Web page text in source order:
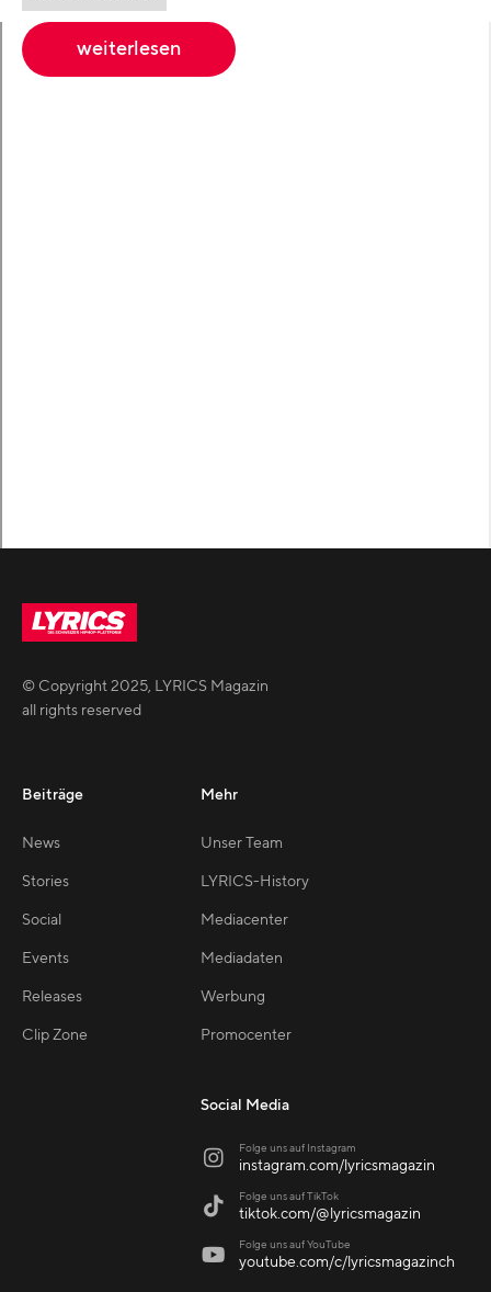
weiterlesen
© Copyright2025, LYRICS Magazin
all rights reserved
Beiträge
News
Stories
Social
Events
Releases
Clip Zone
Mehr
Unser Team
LYRICS-History
Mediacenter
Mediadaten
Werbung
Promocenter
Social Media
 Folge uns auf Instagram
instagram.com/lyricsmagazin
 Folge uns auf TikTok
tiktok.com/@lyricsmagazin
 Folge uns auf YouTube
youtube.com/c/lyricsmagazinch